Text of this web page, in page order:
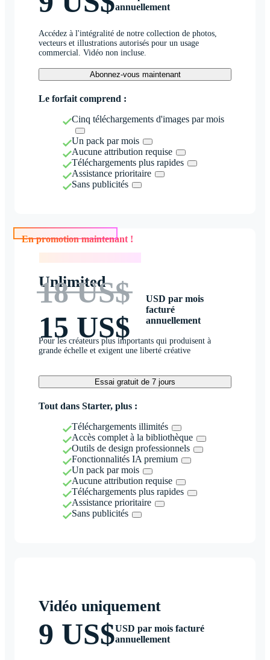
annuellement
Accédez à l'intégralité de notre collection de photos,
vecteurs et illustrations autorisés pour un usage
commercial. Vidéo non incluse.
Abonnez-vous maintenant
Le forfait comprend :
Cinq téléchargements d'images par mois
Un pack par mois
Aucune attribution requise
Téléchargements plus rapides
Assistance prioritaire
Sans publicités
En promotion maintenant !
Unlimited
18 US$
15 US$
USD par mois
facturé
annuellement
Pour les créateurs plus importants qui produisent à
grande échelle et exigent une liberté créative
Essai gratuit de 7 jours
Tout dans Starter, plus :
Téléchargements illimités
Accès complet à la bibliothèque
Outils de design professionnels
Fonctionnalités IA premium
Un pack par mois
Aucune attribution requise
Téléchargements plus rapides
Assistance prioritaire
Sans publicités
Vidéo uniquement
9 US$USD par mois facturé
annuellement